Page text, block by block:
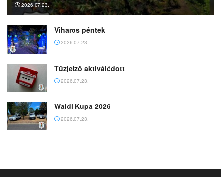
2026.07.23.
Viharos péntek
2026.07.23.
Tűzjelző aktiválódott
2026.07.23.
Waldi Kupa 2026
2026.07.23.